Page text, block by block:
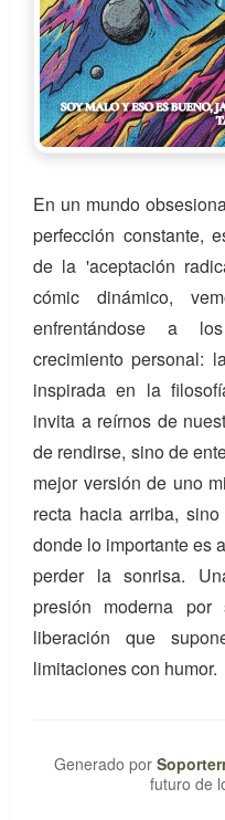
En un mundo
perfección constante,
de la 'aceptación
cómic dinámico,
enfrentándose a
crecimiento personal:
inspirada en la
invita a reírnos de
de rendirse, sino de
mejor versión de uno
recta hacia arriba,
donde lo importante es
perder la sonrisa.
presión moderna
liberación que
limitaciones con humor.
Generado por
futuro de